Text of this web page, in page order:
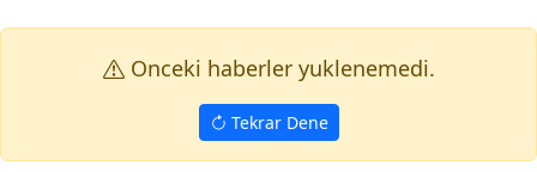
Onceki haberler yuklenemedi.
Tekrar Dene